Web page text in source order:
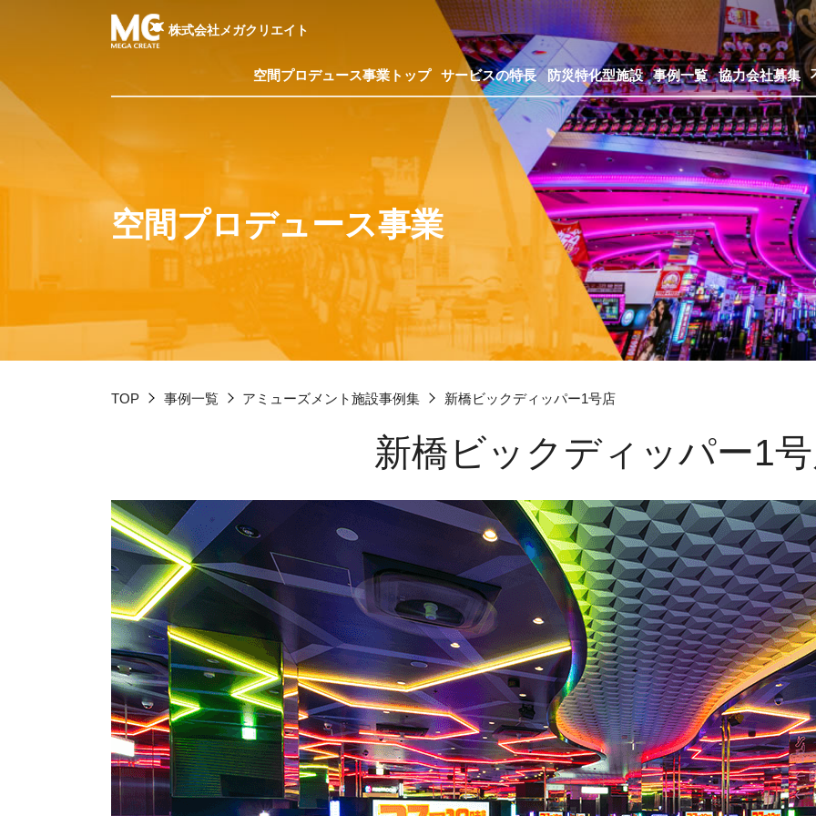
株式会社メガクリエイト
空間プロデュース事業トップ サービスの特長 防災特化型施設 事例一覧 協力会社募集
空間プロデュース事業
TOP 事例一覧 アミューズメント施設事例集 新橋ビックディッパー1号店
新橋ビックディッパー1